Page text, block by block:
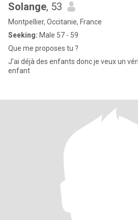
Solange, 53
Montpellier, Occitanie, France
Seeking: Male 57 - 59
Que me proposes tu ?
J'ai déjà des enfants donc je veux un
enfant